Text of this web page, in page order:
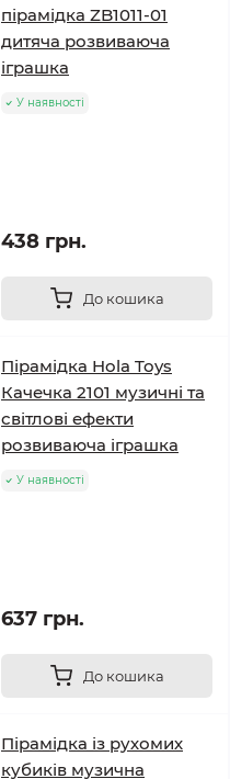
пірамідка ZB1011-01
дитяча розвиваюча
іграшка
У наявності
438 грн.
До кошика
Пірамідка Hola Toys
Качечка 2101 музичні та
світлові ефекти
розвиваюча іграшка
У наявності
637 грн.
До кошика
Пірамідка із рухомих
кубиків музична